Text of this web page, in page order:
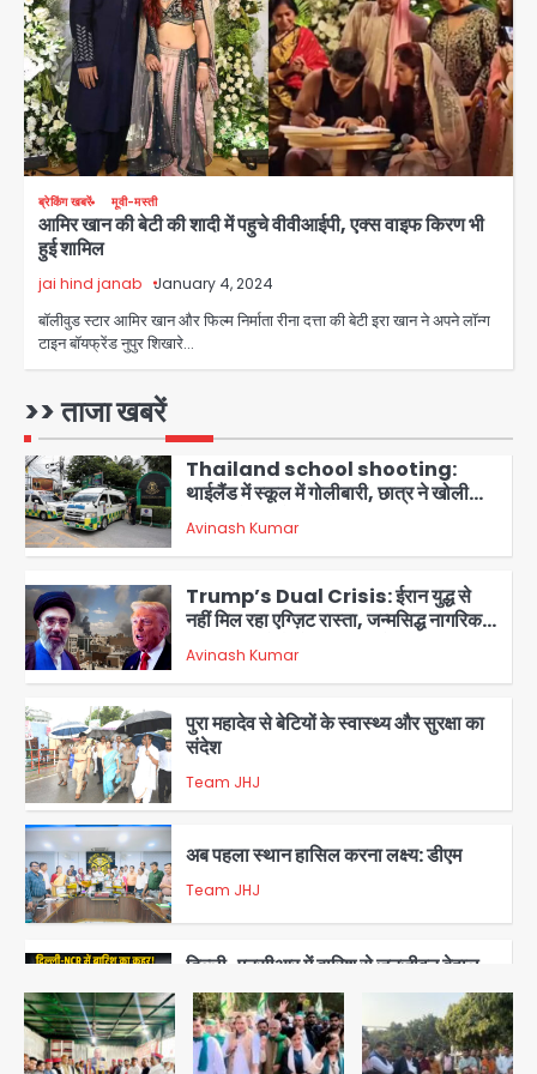
ब्रेकिंग खबरें मूवी-मस्ती
आमिर खान की बेटी की शादी में पहुचे वीवीआईपी, एक्स वाइफ किरण भी
हुई शामिल
jai hind janab January 4, 2024
बाॅलीवुड स्टार आमिर खान और फिल्म निर्माता रीना दत्ता की बेटी इरा खान ने अपने लॉन्ग
टाइन बॉयफ्रेंड नुपुर शिखारे…
>> ताजा खबरें
3
पर सुप्रीम कोर्ट को दी फिर चुनौती
Avinash Kumar
4
पुरा महादेव से बेटियों के स्वास्थ्य और सुरक्षा का
संदेश
Team JHJ
अब पहला स्थान हासिल करना लक्ष्य: डीएम
1
दिल्ली-एनसीआर में बारिश से जनजीवन बेहाल,
उत्तराखंड और यूपी में बाढ़ का कहर, गंगा समेत
2
Thailand school shooting:
थाईलैंड में स्कूल में गोलीबारी, छात्र ने खोली
फायर, दो की मौत, कई घायल
Avinash Kumar
3
Trump’s Dual Crisis: ईरान युद्ध से
नहीं मिल रहा एग्ज़िट रास्ता, जन्मसिद्ध नागरिकता
पर सुप्रीम कोर्ट को दी फिर चुनौती
Avinash Kumar
4
पुरा महादेव से बेटियों के स्वास्थ्य और सुरक्षा का
संदेश
Team JHJ
5
अब पहला स्थान हासिल करना लक्ष्य: डीएम
Team JHJ
1
दिल्ली-एनसीआर में बारिश से जनजीवन बेहाल,
उत्तराखंड और यूपी में बाढ़ का कहर, गंगा समेत
कई नदियां उफान पर
मोहम्मद इमरान